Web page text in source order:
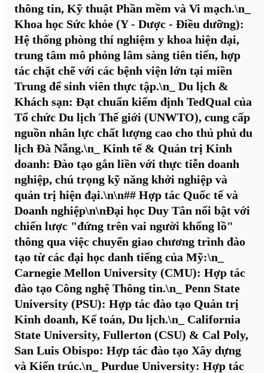
thông tin, Kỹ thuật Phần mềm và Vi mạch.\n_
Khoa học Sức khỏe (Y - Dược - Điều dưỡng):
Hệ thống phòng thí nghiệm y khoa hiện đại,
trung tâm mô phỏng lâm sàng tiên tiến, hợp
tác chặt chẽ với các bệnh viện lớn tại miền
Trung để sinh viên thực tập.\n_ Du lịch &
Khách sạn: Đạt chuẩn kiểm định TedQual của
Tổ chức Du lịch Thế giới (UNWTO), cung cấp
nguồn nhân lực chất lượng cao cho thủ phủ du
lịch Đà Nẵng.\n_ Kinh tế & Quản trị Kinh
doanh: Đào tạo gắn liền với thực tiễn doanh
nghiệp, chú trọng kỹ năng khởi nghiệp và
quản trị hiện đại.\n\n## Hợp tác Quốc tế và
Doanh nghiệp\n\nĐại học Duy Tân nổi bật với
chiến lược "đứng trên vai người khổng lồ"
thông qua việc chuyển giao chương trình đào
tạo từ các đại học danh tiếng của Mỹ:\n_
Carnegie Mellon University (CMU): Hợp tác
đào tạo Công nghệ Thông tin.\n_ Penn State
University (PSU): Hợp tác đào tạo Quản trị
Kinh doanh, Kế toán, Du lịch.\n_ California
State University, Fullerton (CSU) & Cal Poly,
San Luis Obispo: Hợp tác đào tạo Xây dựng
và Kiến trúc.\n_ Purdue University: Hợp tác